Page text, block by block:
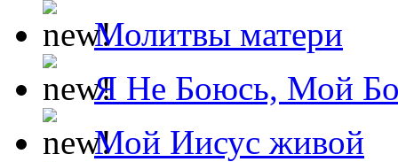
Молитвы матери
Я Не Боюсь, Мой
Мой Иисус живой